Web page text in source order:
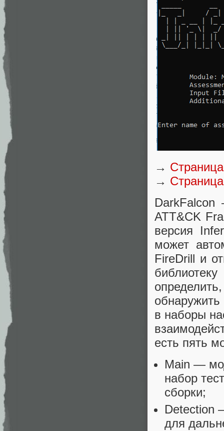
→
→
ATT&CK
версия
может
FireDrill и
в наборы
есть пять
Main —
набор
сборки;
Detection
для